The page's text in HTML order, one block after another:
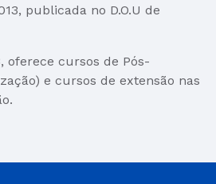
publicada no D.O.U de
oferece cursos de Pós-
e cursos de extensão nas